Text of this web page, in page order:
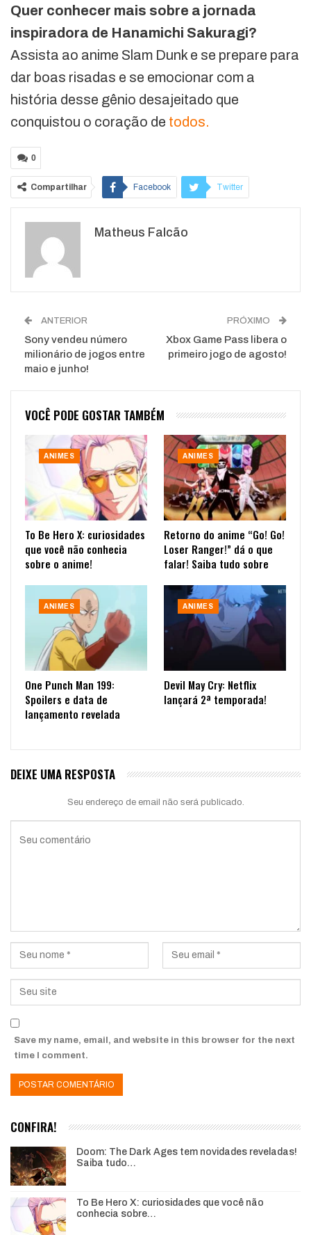
Quer conhecer mais sobre a jornada
inspiradora de Hanamichi Sakuragi?
Assista ao anime Slam Dunk e se prepare para
dar boas risadas e se emocionar com a
história desse gênio desajeitado que
conquistou o coração de todos.
0
Compartilhar Facebook Twitter
WhatsApp
Matheus Falcão
ANTERIOR
Sony vendeu número
milionário de jogos entre
maio e junho!
PRÓXIMO
Xbox Game Pass libera o
primeiro jogo de agosto!
VOCÊ PODE GOSTAR TAMBÉM
ANIMES
To Be Hero X: curiosidades
que você não conhecia
sobre o anime!
ANIMES
Retorno do anime “Go! Go!
Loser Ranger!” dá o que
falar! Saiba tudo sobre
ANIMES
One Punch Man 199:
Spoilers e data de
lançamento revelada
ANIMES
Devil May Cry: Netflix
lançará 2ª temporada!
DEIXE UMA RESPOSTA
Seu endereço de email não será publicado.
Save my name, email, and website in this browser for the next
time I comment.
CONFIRA!
Doom: The Dark Ages tem novidades reveladas!
Saiba tudo…
To Be Hero X: curiosidades que você não
conhecia sobre…